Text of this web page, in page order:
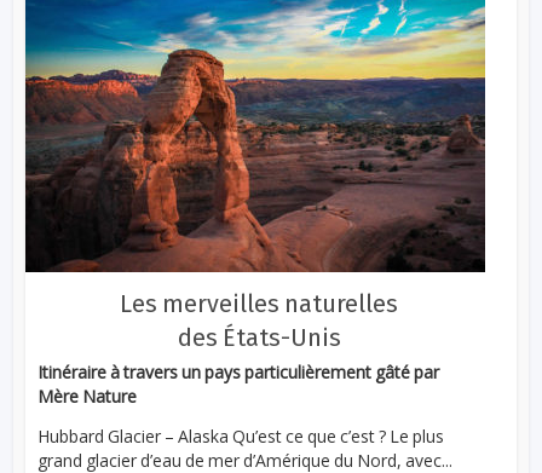
Les merveilles naturelles
des États-Unis
Itinéraire à travers un pays particulièrement gâté par
Mère Nature
Hubbard Glacier – Alaska Qu’est ce que c’est ? Le plus
grand glacier d’eau de mer d’Amérique du Nord, avec...